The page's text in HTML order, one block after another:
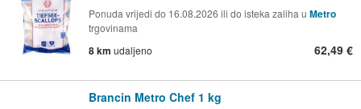
Ponuda vrijedi do 16.08.2026 ili do isteka zaliha u Metro
trgovinama
8 km udaljeno 62,49 €
Brancin Metro Chef 1 kg